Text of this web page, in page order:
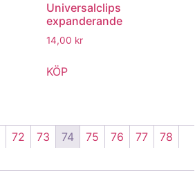
Universalclips
expanderande
14,00 kr
KÖP
72 73 74 75 76 77
78